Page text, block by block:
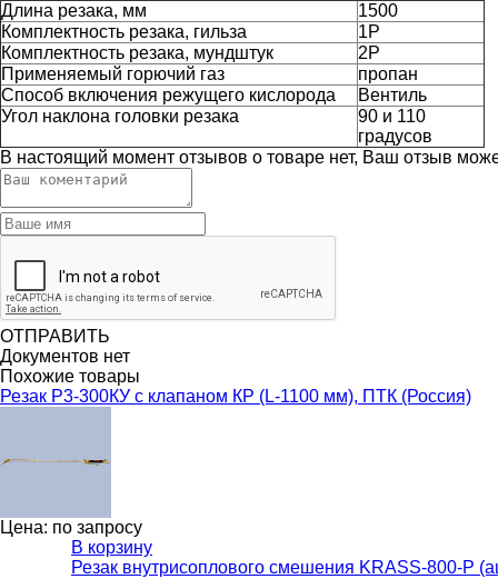
Длина резака, мм
1500
Комплектность резака, гильза
1Р
Комплектность резака, мундштук
2Р
Применяемый горючий газ
пропан
Способ включения режущего кислорода
Вентиль
Угол наклона головки резака
90 и 110
градусов
В настоящий момент отзывов о товаре нет, Ваш отзыв
ОТПРАВИТЬ
Документов нет
Похожие товары
Резак Р3-300КУ с клапаном КР (L-1100 мм), ПТК (Россия)
Цена: по запросу
В корзину
Резак внутрисоплового смешения KRASS-800-Р